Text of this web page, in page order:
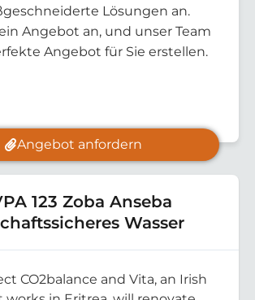
Lösungen an.
Angebot an, und unser Team
Angebot für Sie erstellen.
Angebot anfordern
123 Zoba Anseba
Wasser
CO2balance and Vita, an Irish